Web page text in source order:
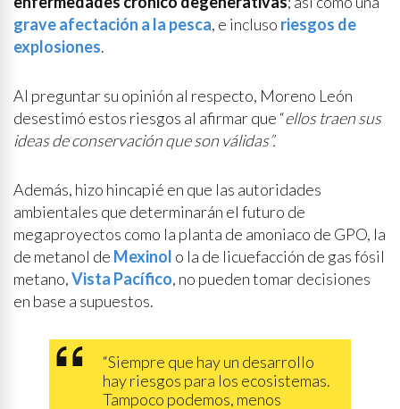
grave afectación a la pesca, e incluso riesgos de
explosiones.
Al preguntar su opinión al respecto, Moreno León
desestimó estos riesgos al afirmar que “ellos traen sus
ideas de conservación que son válidas”.
Además, hizo hincapié en que las autoridades
ambientales que determinarán el futuro de
megaproyectos como la planta de amoniaco de GPO, la
de metanol de Mexinol o la de licuefacción de gas fósil
metano,Vista Pacífico, no pueden tomar decisiones
en base a supuestos.
“Siempre que hay un desarrollo
hay riesgos para los ecosistemas.
Tampoco podemos, menos